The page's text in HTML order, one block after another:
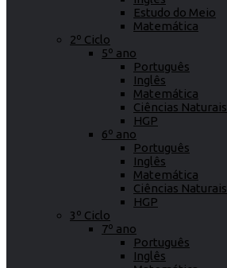
Estudo do Meio
Matemática
2º Ciclo
5º ano
Português
Inglês
Matemática
Ciências Naturais
HGP
6º ano
Português
Inglês
Matemática
Ciências Naturais
HGP
3º Ciclo
7º ano
Português
Inglês